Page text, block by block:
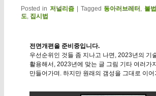
Posted in 저널리즘 Tagged 동아러브레터 , 불
도, 집시법
전면개편을 준비중입니다.
우선순위인 것들 좀 지나고 나면, 2023년의 기
활용해서, 2023년에 맞는 글 그림 기타 여러가
만들어가며. 하지만 원래의 갬성을 그대로 이어